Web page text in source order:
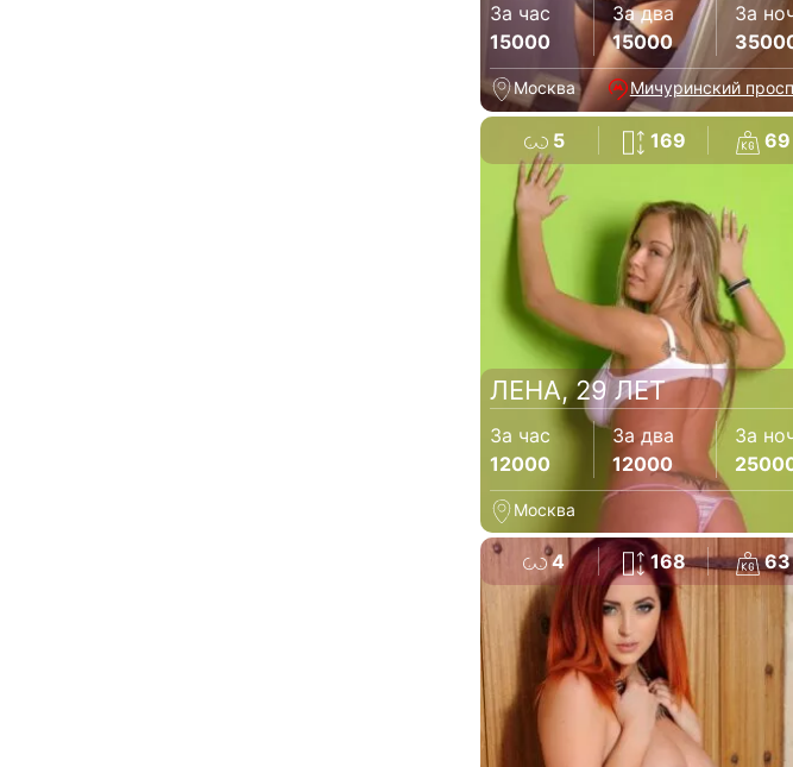
За час
15000
За два
15000
За
Москва Мичуринский
5 169 69
ЛЕНА, 29 ЛЕТ
За час
12000
За два
12000
За
Москва
4 168 63